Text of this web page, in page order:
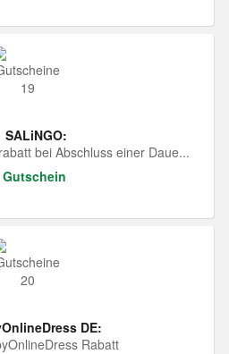
SALiNGO:
bei Abschluss einer Daue...
Gutschein
DE:
Rabatt